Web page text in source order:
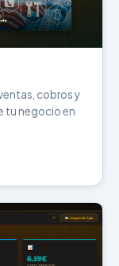
cobros y
tu negocio en